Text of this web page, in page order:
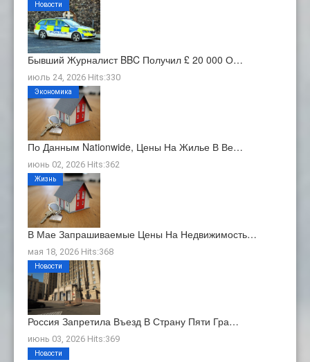
Бывший Журналист BBC Получил £ 20 000 О…
июль 24, 2026 Hits:330
Новости
По Данным Nationwide, Цены На Жилье В Ве…
июнь 02, 2026 Hits:362
Экономика
В Мае Запрашиваемые Цены На Недвижимость…
мая 18, 2026 Hits:368
Жизнь
Россия Запретила Въезд В Страну Пяти Гра…
июнь 03, 2026 Hits:369
Новости
Новости